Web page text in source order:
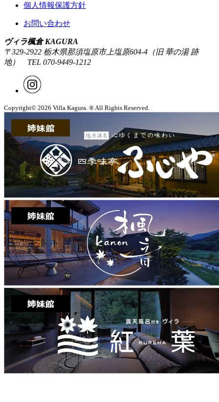
個人情報保護方針
お問い合わせ
ヴィラ楓倉 KAGURA
〒329-2922 栃木県那須塩原市上塩原604-4（旧 華の湯 跡
地） TEL 070-9449-1212
Copyright© 2026 Villa Kagura. ® All Rights Reserved.